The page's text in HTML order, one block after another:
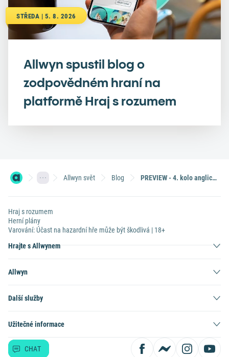
STŘEDA | 5. 8. 2026
Allwyn spustil blog o
zodpovědném hraní na
platformě Hraj s rozumem
Allwyn svět Blog PREVIEW - 4. kolo anglické Premier League
Hraj s rozumem
Herní plány
Varování: Účast na hazardní hře může být škodlivá | 18+
Hrajte s Allwynem
Allwyn
Další služby
Užitečné informace
CHAT